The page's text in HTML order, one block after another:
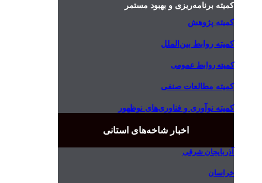
کمیته برنامه‌ریزی و بهبود مستمر
کمیته پژوهش
کمیته روابط بین‌الملل
کمیته روابط عمومی
کمیته مطالعات صنفی
کمیته نوآوری و فناوری‌های نوظهور
اخبار شاخه‌های استانی
آذربایجان شرقی
خراسان